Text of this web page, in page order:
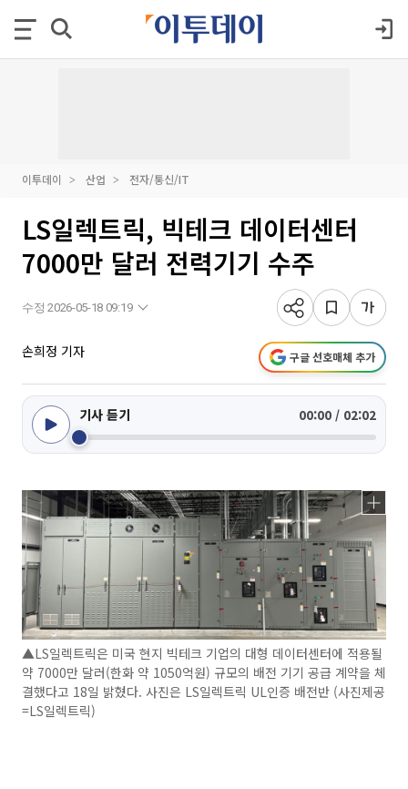
이투데이 산업 전자/통신/IT
LS일렉트릭, 빅테크 데이터센터
7000만 달러 전력기기 수주
수정 2026-05-18 09:19
손희정 기자 구글 선호매체 추가
기사 듣기 00:00 / 02:02
▲LS일렉트릭은 미국 현지 빅테크 기업의 대형 데이터센터에 적용될
약 7000만 달러(한화 약 1050억원) 규모의 배전 기기 공급 계약을 체
결했다고 18일 밝혔다. 사진은 LS일렉트릭 UL인증 배전반 (사진제공
=LS일렉트릭)